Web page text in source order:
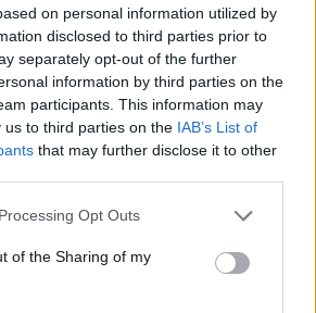
on personal information utilized by
disclosed to third parties prior to
separately opt-out of the further
information by third parties on the
participants. This information may
us to third parties on the IAB’s List of
that may further disclose it to other
website/app uses one or more Google
or usage behaviour. You may click to
to Google and its third-party tags to
specified purposes in below Google
Opt Outs
of the Sharing of my
ανάκριση ο Μπούκουρας